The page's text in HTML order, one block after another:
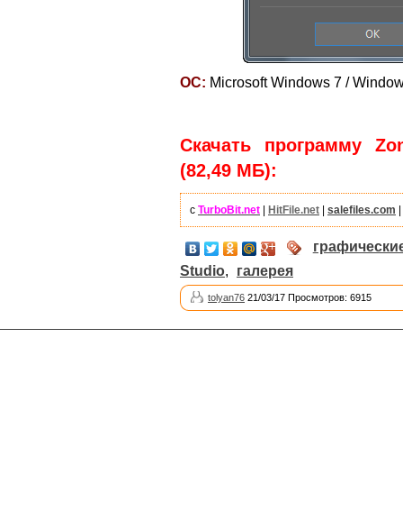
ОС: Microsoft Windows 7 /
Скачать программу
(82,49 МБ):
с TurboBit.net HitFile.net salefiles.com
Studio, галерея
tolyan76 21/03/17 Просмотров: 6915